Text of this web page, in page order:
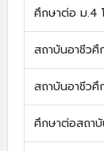
ศึกษาต่อ ม.4
สถาบันอาชีวศึ
สถาบันอาชีวศึ
ศึกษาต่อสถา